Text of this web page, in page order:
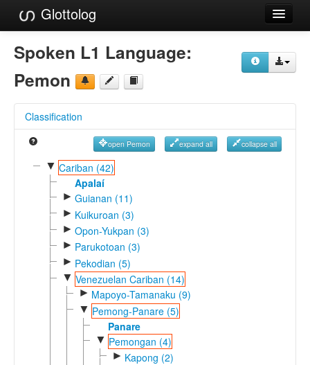
Glottolog
Languages
References
Reference Search
GlottoScope
About
Spoken L1 Language:
Pemon
Classification
open Pemon expand all collapse all
▼ Cariban (42)
Apalaí
► Guianan (11)
► Kuikuroan (3)
► Opon-Yukpan (3)
► Parukotoan (3)
► Pekodian (5)
▼ Venezuelan Cariban (14)
► Mapoyo-Tamanaku (9)
▼ Pemong-Panare (5)
Panare
▼ Pemongan (4)
► Kapong (2)